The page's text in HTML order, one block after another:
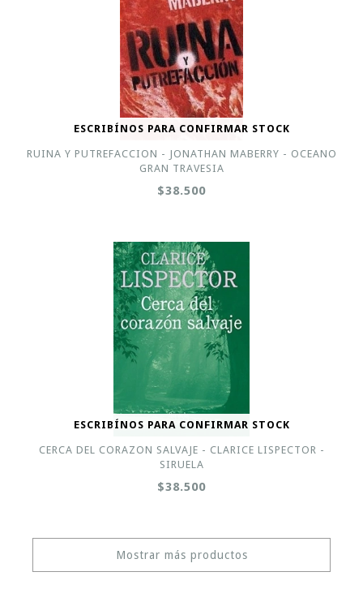
ESCRIBÍNOS PARA CONFIRMAR STOCK
RUINA Y PUTREFACCION - JONATHAN MABERRY - OCEANO
GRAN TRAVESIA
$38.500
ESCRIBÍNOS PARA CONFIRMAR STOCK
CERCA DEL CORAZON SALVAJE - CLARICE LISPECTOR -
SIRUELA
$38.500
Mostrar más productos